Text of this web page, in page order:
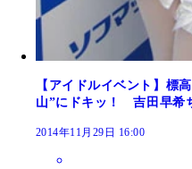
【アイドルイベント】標
山”にドキッ！ 吉田早希
2014年11月29日 16:00